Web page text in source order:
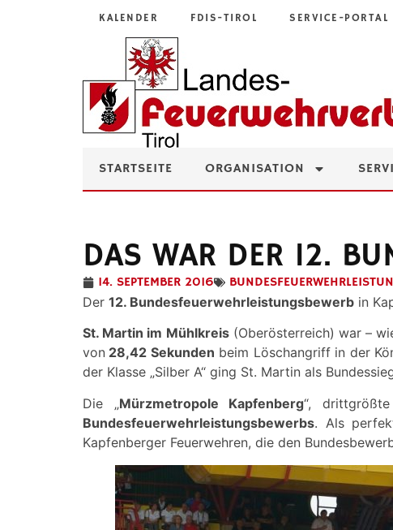
KALENDER FDIS-TIROL SERVICE-PORTAL
STARTSEITE ORGANISATION
DAS WAR DER 12.
14. SEPTEMBER 2016
Der 12. Bundesfeuerwehrleistungsbewerb in
St. Martin im Mühlkreis(Oberösterreich) war –
von 28,42 Sekunden beim Löschangriff in der
der Klasse „Silber A“ ging St. Martin als
Die „Mürzmetropole Kapfenberg“,
Bundesfeuerwehrleistungsbewerbs. Als
Kapfenberger Feuerwehren, die den